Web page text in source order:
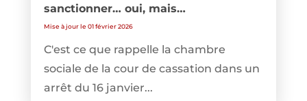
sanctionner… oui, mais…
Mise à jour le 01 février 2026
C'est ce que rappelle la chambre
sociale de la cour de cassation dans un
arrêt du 16 janvier...